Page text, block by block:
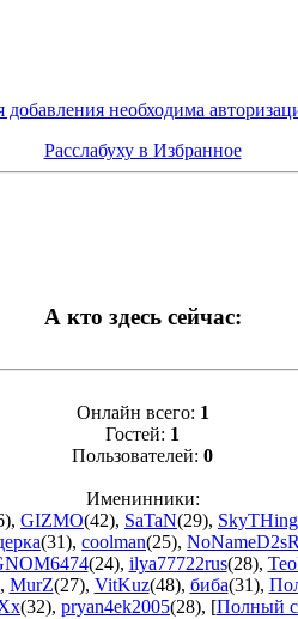
добавления необходима
Расслабуху в Избранное
А кто здесь сейчас:
Онлайн всего: 1
Гостей: 1
Пользователей: 0
Именинники:
, GIZMO(42), SaTaN(29), SkyTHing
(31), coolman(25),
(24), ilya77722rus(28),
, MurZ(27), VitKuz(48), биба(31),
(32), pryan4ek2005(28), [Полный